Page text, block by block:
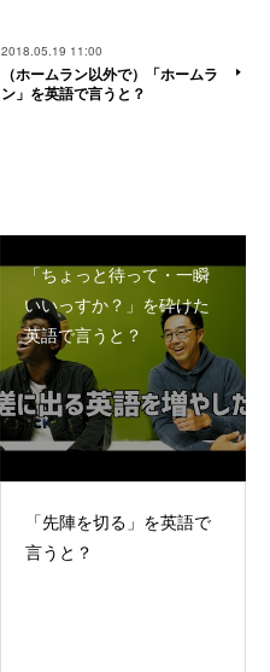
2018.05.19 11:00
（ホームラン以外で）「ホームラ
ン」を英語で言うと？
「ちょっと待って・一瞬
いいっすか？」を砕けた
英語で言うと？
「先陣を切る」を英語で
言うと？